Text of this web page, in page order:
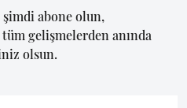
abone olun,
gelişmelerden anında
olsun.